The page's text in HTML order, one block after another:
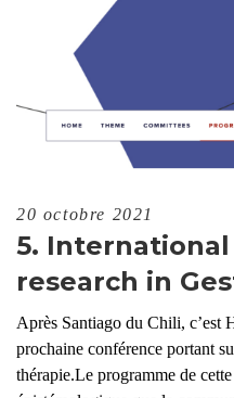
20 octobre 2021
5.
research in
Après Santiago du Chili, c’est
prochaine conférence portant
thérapie.Le programme de